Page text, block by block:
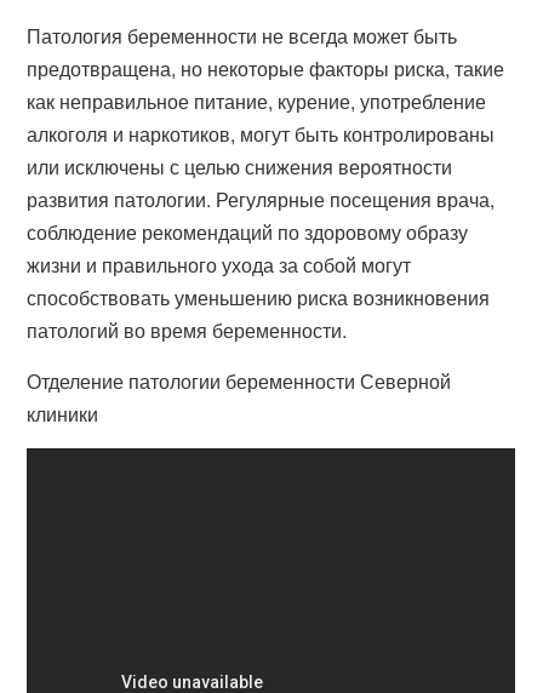
Патология беременности не всегда может быть
предотвращена, но некоторые факторы риска, такие
как неправильное питание, курение, употребление
алкоголя и наркотиков, могут быть контролированы
или исключены с целью снижения вероятности
развития патологии. Регулярные посещения врача,
соблюдение рекомендаций по здоровому образу
жизни и правильного ухода за собой могут
способствовать уменьшению риска возникновения
патологий во время беременности.
Отделение патологии беременности Северной
клиники